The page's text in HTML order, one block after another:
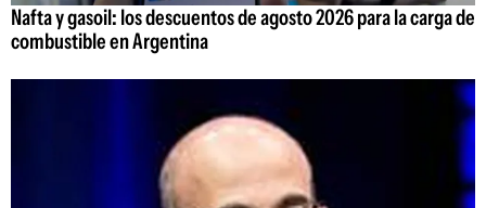
Nafta y gasoil: los descuentos de agosto 2026 para la carga de
combustible en Argentina